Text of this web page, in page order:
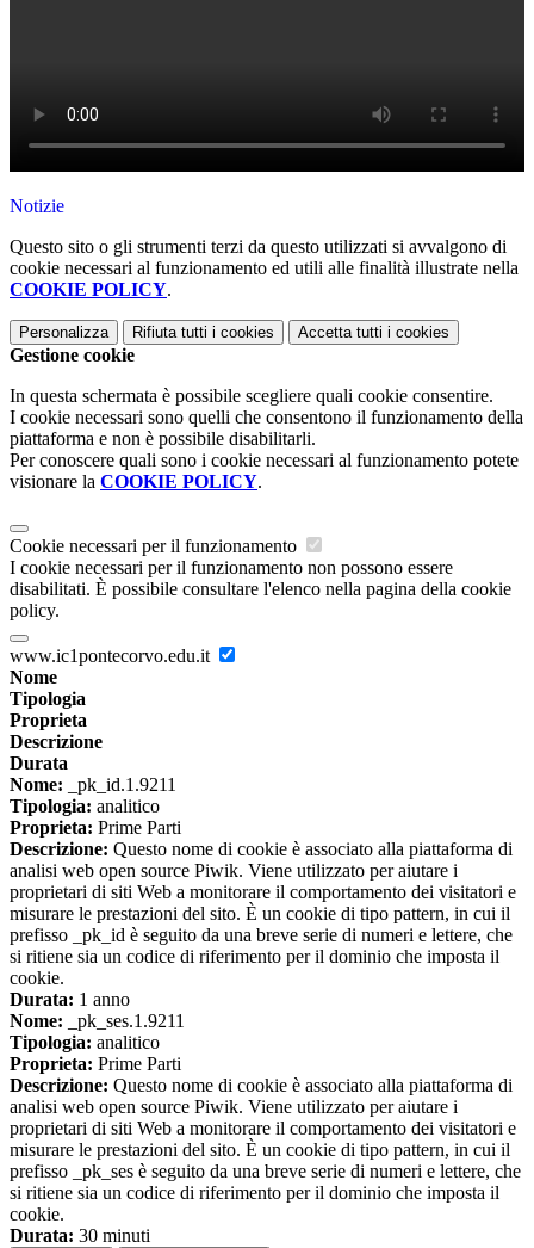
Notizie
Questo sito o gli strumenti terzi da questo utilizzati si avvalgono di
cookie necessari al funzionamento ed utili alle finalità illustrate nella
COOKIE POLICY.
Personalizza Rifiuta tutti i cookies Accetta tutti i cookies
Gestione cookie
In questa schermata è possibile scegliere quali cookie consentire.
I cookie necessari sono quelli che consentono il funzionamento della
piattaforma e non è possibile disabilitarli.
Per conoscere quali sono i cookie necessari al funzionamento potete
visionare la COOKIE POLICY.
Cookie necessari per il funzionamento
I cookie necessari per il funzionamento non possono essere
disabilitati. È possibile consultare l'elenco nella pagina della cookie
policy.
www.ic1pontecorvo.edu.it
Nome
Tipologia
Proprieta
Descrizione
Durata
Nome: _pk_id.1.9211
Tipologia: analitico
Proprieta: Prime Parti
Descrizione: Questo nome di cookie è associato alla piattaforma di
analisi web open source Piwik. Viene utilizzato per aiutare i
proprietari di siti Web a monitorare il comportamento dei visitatori e
misurare le prestazioni del sito. È un cookie di tipo pattern, in cui il
prefisso _pk_id è seguito da una breve serie di numeri e lettere, che
si ritiene sia un codice di riferimento per il dominio che imposta il
cookie.
Durata: 1 anno
Nome: _pk_ses.1.9211
Tipologia: analitico
Proprieta: Prime Parti
Descrizione: Questo nome di cookie è associato alla piattaforma di
analisi web open source Piwik. Viene utilizzato per aiutare i
proprietari di siti Web a monitorare il comportamento dei visitatori e
misurare le prestazioni del sito. È un cookie di tipo pattern, in cui il
prefisso _pk_ses è seguito da una breve serie di numeri e lettere, che
si ritiene sia un codice di riferimento per il dominio che imposta il
cookie.
Durata: 30 minuti